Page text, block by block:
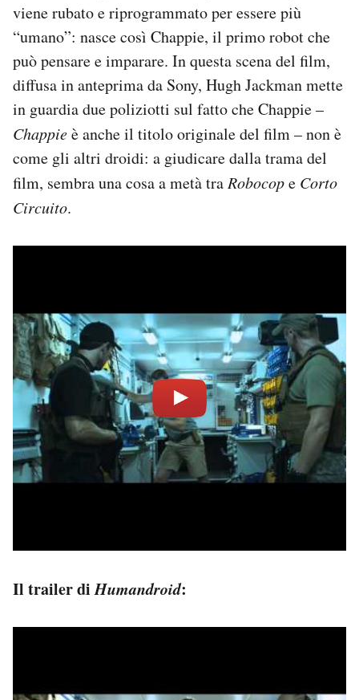
Notifiche mobile
Regala il Post
viene rubato e riprogrammato per essere più
“umano”: nasce così Chappie, il primo robot che
può pensare e imparare. In questa scena del film,
diffusa in anteprima da Sony, Hugh Jackman mette
in guardia due poliziotti sul fatto che Chappie –
Chappieè anche il titolo originale del film – non è
come gli altri droidi: a giudicare dalla trama del
film, sembra una cosa a metà tra Robocope Corto
Circuito.
Il trailer diHumandroid: